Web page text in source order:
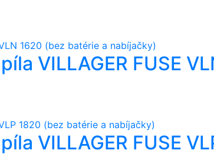
VILLAGER FUSE
VILLAGER FUSE